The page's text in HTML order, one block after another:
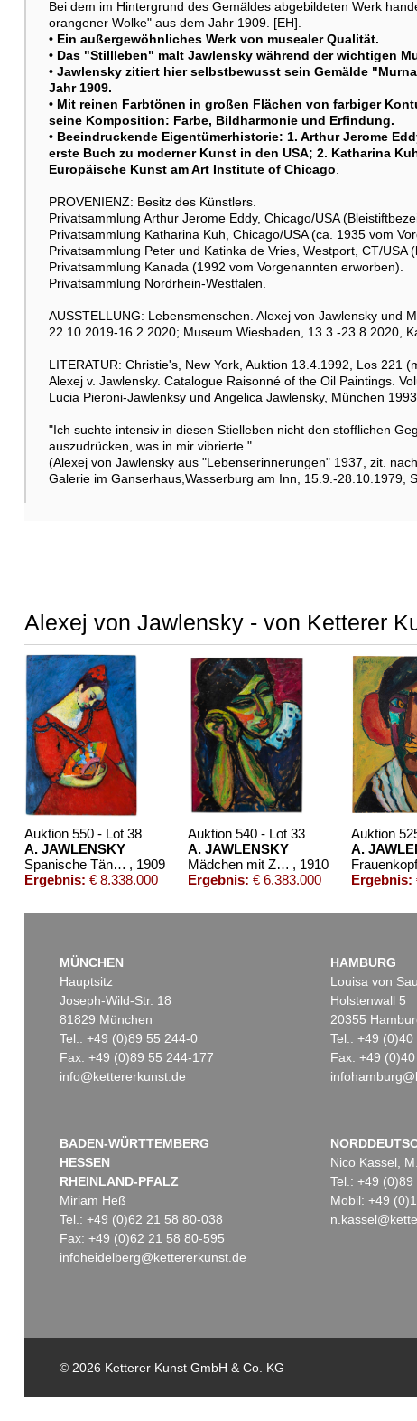
Bei dem im Hintergrund des Gemäldes abgebildeten Werk
orangener Wolke" aus dem Jahr 1909. [EH].
• Ein außergewöhnliches Werk von musealer Qualität.
• Das "Stillleben" malt Jawlensky während der wichtigen
• Jawlensky zitiert hier selbstbewusst sein Gemälde
Jahr 1909.
• Mit reinen Farbtönen in großen Flächen von farbiger
seine Komposition: Farbe, Bildharmonie und Erfindung.
• Beeindruckende Eigentümerhistorie: 1. Arthur Jerome
erste Buch zu moderner Kunst in den USA; 2. Katharina
Europäische Kunst am Art Institute of Chicago
PROVENIENZ: Besitz des Künstlers.
Privatsammlung Arthur Jerome Eddy, Chicago/USA
Privatsammlung Katharina Kuh, Chicago/USA (ca. 1935 vom
Privatsammlung Peter und Katinka de Vries, Westport, CT/USA
Privatsammlung Kanada (1992 vom Vorgenannten erworben).
Privatsammlung Nordrhein-Westfalen.
AUSSTELLUNG: Lebensmenschen. Alexej von Jawlensky und
22.10.2019-16.2.2020; Museum Wiesbaden, 13.3.-23.8.2020,
LITERATUR: Christie's, New York, Auktion 13.4.1992, Los 221
Alexej v. Jawlensky. Catalogue Raisonné of the Oil Paintings.
Lucia Pieroni-Jawlenksy und Angelica Jawlensky, München
"Ich suchte intensiv in diesen Stielleben nicht den stofflichen
auszudrücken, was in mir vibrierte."
(Alexej von Jawlensky aus "Lebenserinnerungen" 1937, zit.
Galerie im Ganserhaus,Wasserburg am Inn, 15.9.-28.10.1979,
Alexej von Jawlensky - von Ketterer
Auktion 550 - Lot 38
A. JAWLENSKY
Spanische Tänzerin , 1909
Ergebnis: € 8.338.000
Auktion 540 - Lot 33
A. JAWLENSKY
Mädchen mit Zopf , 1910
Ergebnis: € 6.383.000
Auktion
A.
Ergebnis:
Auktion 600 - Lot 71
MÜNCHEN
Hauptsitz
Joseph-Wild-Str. 18
81829 München
Tel.: +49 (0)89 55 244-0
Fax: +49 (0)89 55 244-177
info@kettererkunst.de
HAMBURG
Louisa von
Holstenwall 5
20355
Tel.: +49
Fax: +49
BADEN-WÜRTTEMBERG
HESSEN
RHEINLAND-PFALZ
Miriam Heß
Tel.: +49 (0)62 21 58 80-038
Fax: +49 (0)62 21 58 80-595
infoheidelberg@kettererkunst.de
Nico Kassel,
Tel.: +49
Mobil: +49
© 2026 Ketterer Kunst GmbH & Co. KG